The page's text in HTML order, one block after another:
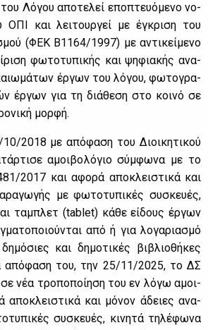
Λό­γου απο­τε­λεί επο­πτευό­με­νο νο­
και λει­τουρ­γεί με έγκρι­ση του
(ΦΕΚ Β1164/1997) με αντι­κεί­με­νο
φω­το­τυ­πι­κής και ψη­φια­κής ανα­
έρ­γων του λό­γου, φω­το­γρα­
έρ­γων για τη διά­θε­ση στο κοι­νό σε
μορ­φή.
2018 με από­φα­ση του Διοι­κη­τι­κού
αμοι­βο­λό­γιο σύμ­φω­να με το
2017 και αφο­ρά απο­κλει­στι­κά και
με φω­το­τυ­πι­κές συ­σκευ­ές,
τα­μπλετ (tablet) κά­θε εί­δους έρ­γων
από ή για λο­γα­ρια­σμό
και δη­μο­τι­κές βι­βλιο­θή­κες
του, την 25/11/2025, το ΔΣ
νέα τρο­πο­ποί­η­ση του εν λό­γω αμοι­
απο­κλει­στι­κά και μό­νον άδειες ανα­
συ­σκευ­ές, κι­νη­τά τη­λέ­φω­να